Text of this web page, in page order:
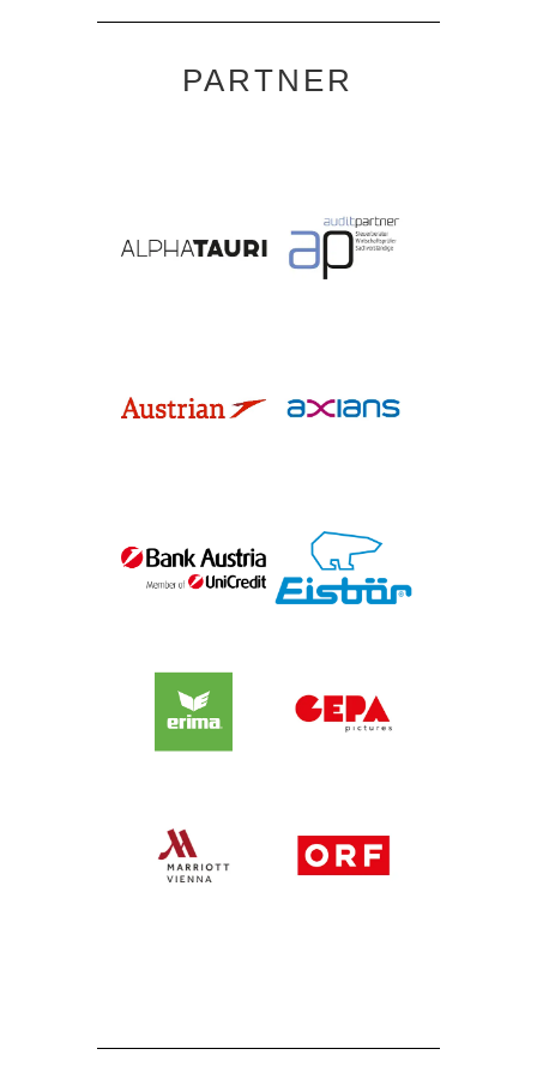
PARTNER